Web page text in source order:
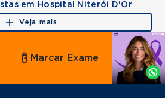
em Hospital Niterói D'Or
Veja mais
Agende
por
Whatsapp
Marcar Exame